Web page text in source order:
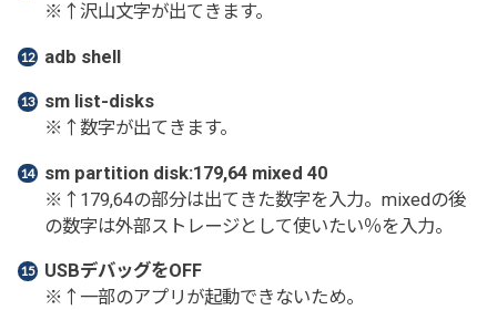
※↑沢山文字が出てきます。
adb shell
sm list-disks
※↑数字が出てきます。
sm partition disk:179,64 mixed 40
※↑179,64の部分は出てきた数字を入力。mixedの後
の数字は外部ストレージとして使いたい％を入力。
USBデバッグをOFF
※↑一部のアプリが起動できないため。